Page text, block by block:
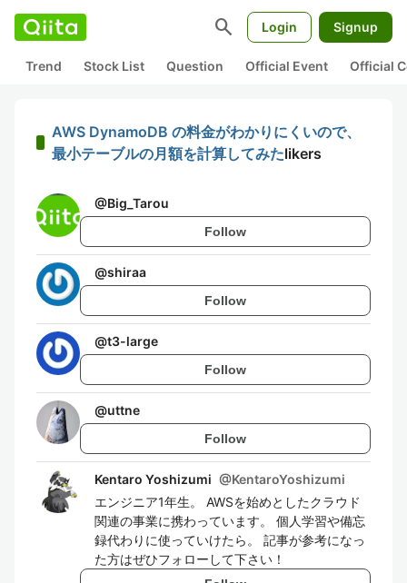
search Login Signup
Trend Stock List Question Official Event Official
AWS DynamoDB の料金がわかりにくいので、
最小テーブルの月額を計算してみたlikers
@Big_Tarou
Follow
@shiraa
Follow
@t3-large
Follow
@uttne
Follow
Kentaro Yoshizumi @KentaroYoshizumi
エンジニア1年生。 AWSを始めとしたクラウド
関連の事業に携わっています。 個人学習や備忘
録代わりに使っていけたら。 記事が参考になっ
た方はぜひフォローして下さい！